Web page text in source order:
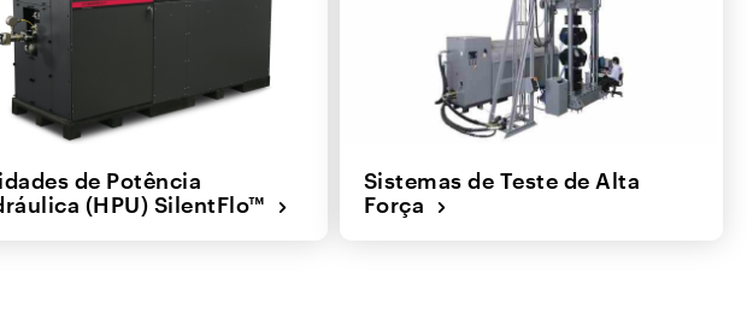
de Potência
(HPU) SilentFlo™
Sistemas de Teste de Alta
Força